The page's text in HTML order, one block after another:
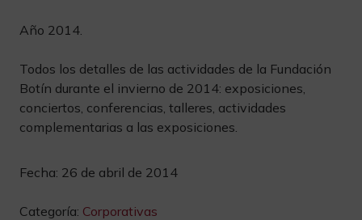
Año 2014.
Todos los detalles de las actividades de la Fundación
Botín durante el invierno de 2014: exposiciones,
conciertos, conferencias, talleres, actividades
complementarias a las exposiciones.
Fecha: 26 de abril de 2014
Categoría: Corporativas